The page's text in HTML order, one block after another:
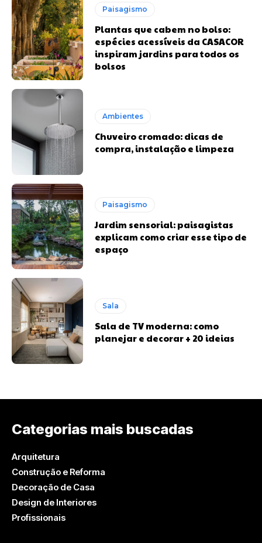
Paisagismo
Plantas que cabem no bolso:
espécies acessíveis da CASACOR
inspiram jardins para todos os
bolsos
Ambientes
Chuveiro cromado: dicas de
compra, instalação e limpeza
Paisagismo
Jardim sensorial: paisagistas
explicam como criar esse tipo de
espaço
Sala
Sala de TV moderna: como
planejar e decorar + 20 ideias
Categorias mais buscadas
Arquitetura
Construção e Reforma
Decoração de Casa
Design de Interiores
Profissionais